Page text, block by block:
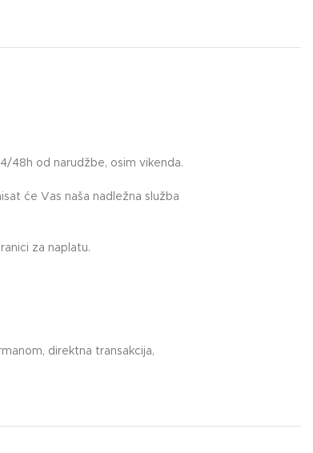
48h od narudžbe, osim vikenda.
će Vas naša nadležna služba
za naplatu.
direktna transakcija,